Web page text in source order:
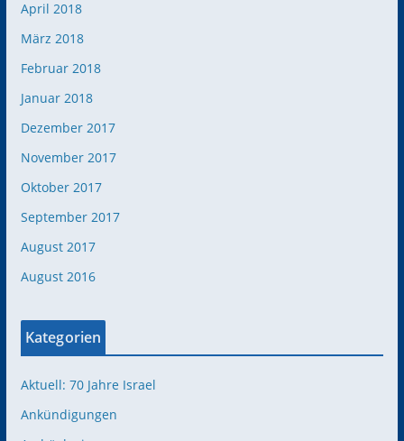
April 2018
März 2018
Februar 2018
Januar 2018
Dezember 2017
November 2017
Oktober 2017
September 2017
August 2017
August 2016
Kategorien
Aktuell: 70 Jahre Israel
Ankündigungen